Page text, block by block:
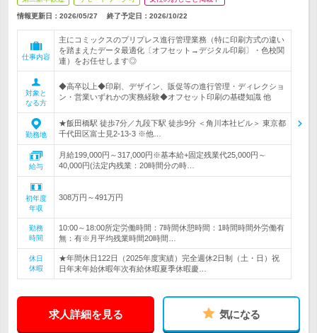
情報更新日：2026/05/27 終了予定日： 2026/10/22
仕事内容
主にコミックスのプリプレス進行管理業務（特に印刷方式の違い
を踏まえたデータ最適化〔オフセット→デジタル印刷〕・色校関
連）をお任せします◎
対象と
なる方
◆高卒以上◆印刷、デザイン、販促等の進行管理・ディレクショ
ン・営業いずれかの実務経験◆オフセット印刷の基礎知識 他
勤務地
★飯田橋駅 徒歩7分／九段下駅 徒歩9分 ＜角川本社ビル＞ 東京都
千代田区富士見2-13-3 ※他…
給与
月給199,000円～317,000円※基本給+固定残業代25,000円～
40,000円(法定内残業：20時間分の時…
初年度
年収
308万円～491万円
勤務
時間
10:00～18:00所定労働時間：7時間休憩時間：1時間時間外労働有
無：有※月平均残業時間20時間…
休日
休暇
★年間休日122日（2025年度実績）完全週休2日制（土・日）祝
日年末年始休暇年次有給休暇夏季休暇慶…
求人詳細を見る 気になる